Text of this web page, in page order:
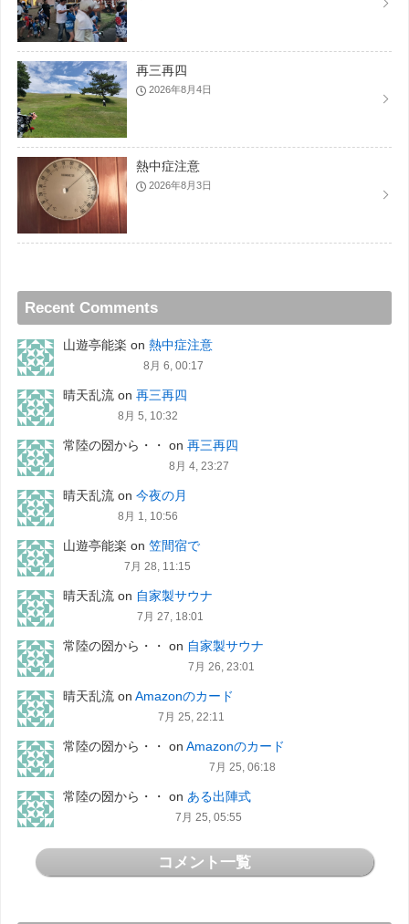
再三再四
2026年8月4日
熱中症注意
2026年8月3日
Recent Comments
山遊亭能楽 on 熱中症注意
8月 6, 00:17
晴天乱流on 再三再四
8月 5, 10:32
常陸の圀から・・ on 再三再四
8月 4, 23:27
晴天乱流on 今夜の月
8月 1, 10:56
山遊亭能楽 on 笠間宿で
7月 28, 11:15
晴天乱流on 自家製サウナ
7月 27, 18:01
常陸の圀から・・ on 自家製サウナ
7月 26, 23:01
晴天乱流on Amazonのカード
7月 25, 22:11
常陸の圀から・・ on Amazonのカード
7月 25, 06:18
常陸の圀から・・ on ある出陣式
7月 25, 05:55
コメント一覧